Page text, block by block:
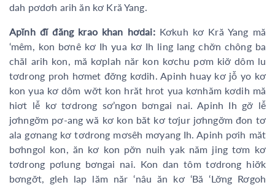
dah pơdơh arih ăn kơ Kră Yang.
Apĭnh đĭ đăng krao khan hơdai:Kơkuh kơ Kră Yang mă
‘mêm, kon bơnê kơ Ih yua kơ Ih ling lang chơ̆n chông ba
chăl arih kon, mă kơplah năr kon kơchu pơm kiơ̆ dôm lu
tơdrong proh hơmet đơ̆ng kơdih. Apinh huay kơ jô̆ yo kơ
kon yua kơ dôm wơ̆t kon hrăt hrot yua kơnhăm kơdih mă
hiơt lê̆ kơ tơdrong sơ’ngon bơngai nai. Apinh Ih gơ̆ lê̆
jơhngơ̆m pơ-ang wă kơ kon băt kơ tơjur jơhngơ̆m đon tơ
ala gơnang kơ tơdrong mơsêh mơyang Ih. Apinh pơih măt
bơhngol kon, ăn kơ kon pơ̆n nuih yak năm jing tơm kơ
tơdrong pơlung bơngai nai. Kon dan tôm tơdrong hiơ̆k
bơngơ̆t, gleh lap lăm năr ‘nâu ăn kơ ‘Bă ‘Lơ̆ng Rơgoh